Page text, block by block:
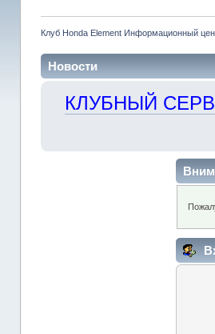
Клуб Honda Element Информационный
Новости
КЛУБНЫЙ